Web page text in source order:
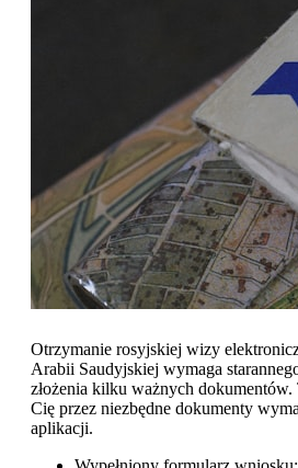
Otrzymanie rosyjskiej wizy
Arabii Saudyjskiej wymaga
złożenia kilku ważnych dokumentów.
Cię przez niezbędne dokumenty
aplikacji.